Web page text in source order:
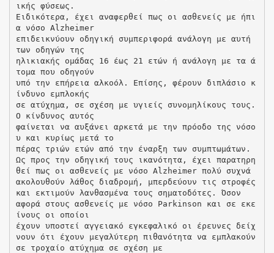
ικής φύσεως.
Ειδικότερα, έχει αναφερθεί πως οι ασθενείς με ήπι
α νόσο Αlzheimer
επιδεικνύουν οδηγική συμπεριφορά ανάλογη με αυτή
των οδηγών της
ηλικιακής ομάδας 16 έως 21 ετών ή ανάλογη με τα ά
τομα που οδηγούν
υπό την επήρεια αλκοόλ. Επίσης, φέρουν διπλάσιο κ
ίνδυνο εμπλοκής
σε ατύχημα, σε σχέση με υγιείς συνομηλίκους τους.
Ο κίνδυνος αυτός
φαίνεται να αυξάνει αρκετά με την πρόοδο της νόσο
υ και κυρίως μετά το
πέρας τριών ετών από την έναρξη των συμπτωμάτων.
Ως προς την οδηγική τους ικανότητα, έχει παρατηρη
θεί πως οι ασθενείς με νόσο Alzheimer πολύ συχνά
ακολουθούν λάθος διαδρομή, μπερδεύουν τις στροφές
και εκτιμούν λανθασμένα τους σηματοδότες. Όσον
αφορά στους ασθενείς με νόσο Parkinson και σε εκε
ίνους οι οποίοι
έχουν υποστεί αγγειακό εγκεφαλικό οι έρευνες δείχ
νουν ότι έχουν μεγαλύτερη πιθανότητα να εμπλακούν
σε τροχαίο ατύχημα σε σχέση με